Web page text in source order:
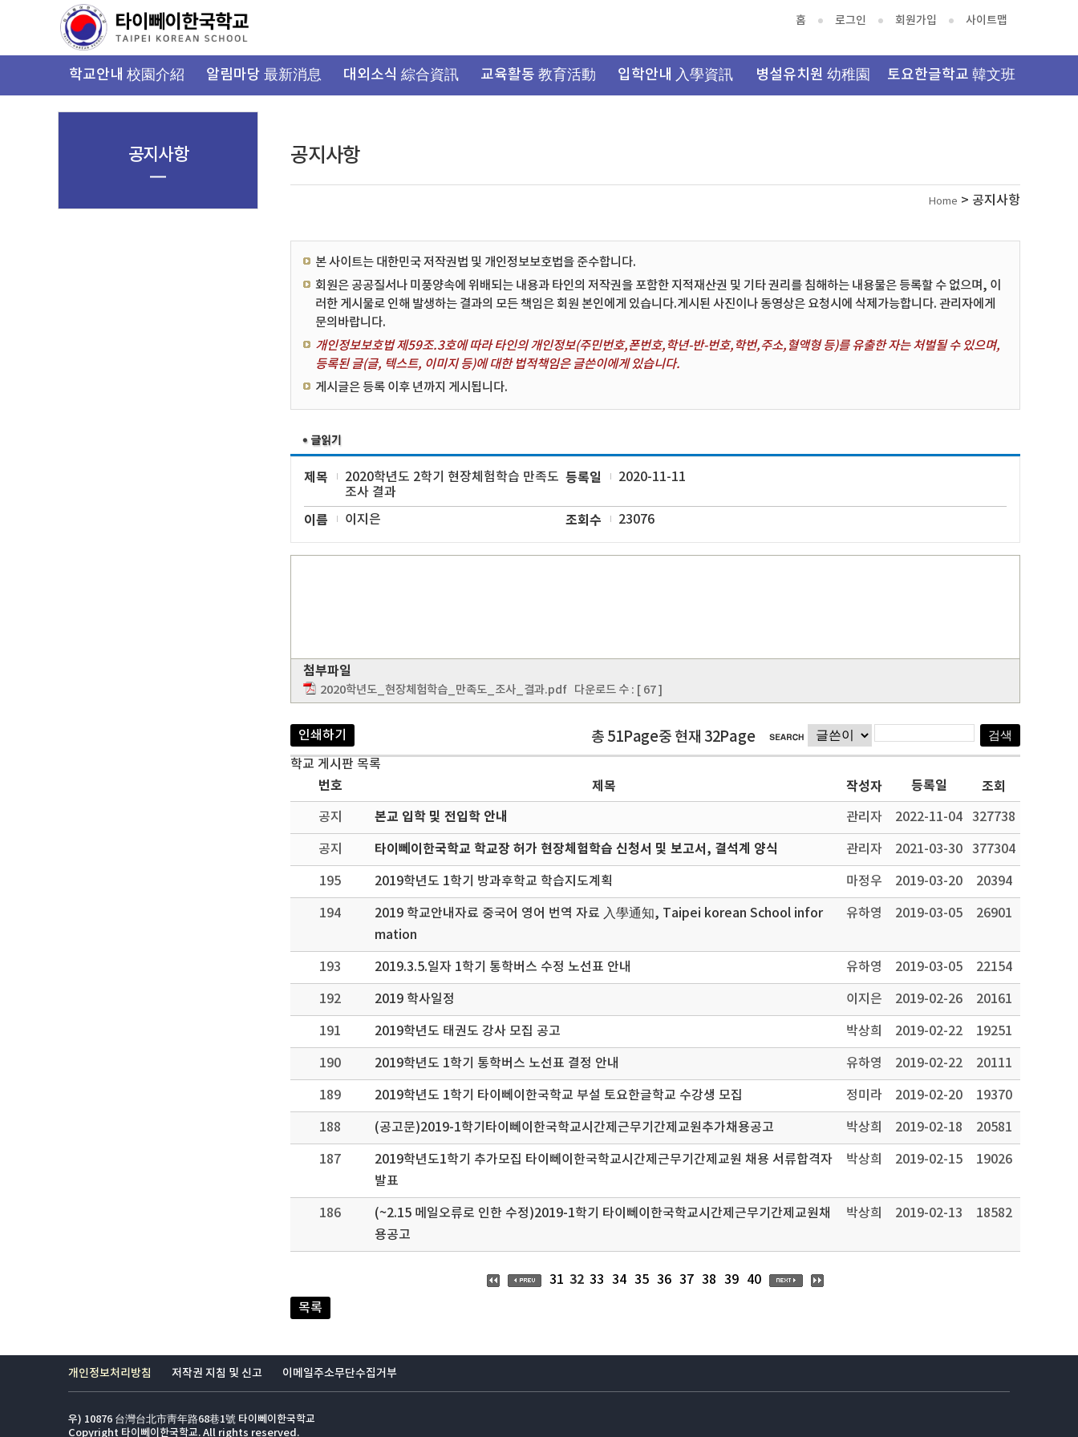
뉴
홈 로그인 회원가입 사이트맵
학교안내 校園介紹 알림마당 最新消息 대외소식 綜合資訊 교육활동 教育活動 입학안내 入學資訊 병설유치원 幼稚園 토요한글학교 韓文班
공지사항
Home > 공지사항
본 사이트는 대한민국 저작권법 및 개인정보보호법을 준수합니다.
회원은 공공질서나 미풍양속에 위배되는 내용과 타인의 저작권을 포함한 지적재산권 및 기타 권리를 침해하는 내용물은 등록할 수 없으며, 이
러한 게시물로 인해 발생하는 결과의 모든 책임은 회원 본인에게 있습니다.게시된 사진이나 동영상은 요청시에 삭제가능합니다. 관리자에게
문의바랍니다.
개인정보보호법 제59조.3호에 따라 타인의 개인정보(주민번호,폰번호,학년-반-번호,학번,주소,혈액형 등)를 유출한 자는 처벌될 수 있으며,
등록된 글(글, 텍스트, 이미지 등)에 대한 법적책임은 글쓴이에게 있습니다.
게시글은 등록 이후 년까지 게시됩니다.
제목
2020학년도 2학기 현장체험학습 만족도
조사 결과
등록일 2020-11-11
이름 이지은 조회수 23076
첨부파일
2020학년도_현장체험학습_만족도_조사_결과.pdf 다운로드 수 : [ 67 ]
인쇄하기 총 51Page중 현재 32Page
학교 게시판 목록
번호 제목 작성자 등록일 조회
공지 본교 입학 및 전입학 안내 관리자 2022-11-04 327738
공지 타이뻬이한국학교 학교장 허가 현장체험학습 신청서 및 보고서, 결석계 양식 관리자 2021-03-30 377304
195 2019학년도 1학기 방과후학교 학습지도계획 마정우 2019-03-20 20394
194
2019 학교안내자료 중국어 영어 번역 자료 入學通知, Taipei korean School infor
mation
유하영 2019-03-05 26901
193 2019.3.5.일자 1학기 통학버스 수정 노선표 안내 유하영 2019-03-05 22154
192 2019 학사일정 이지은 2019-02-26 20161
191 2019학년도 태권도 강사 모집 공고 박상희 2019-02-22 19251
190 2019학년도 1학기 통학버스 노선표 결정 안내 유하영 2019-02-22 20111
189 2019학년도 1학기 타이뻬이한국학교 부설 토요한글학교 수강생 모집 정미라 2019-02-20 19370
188 (공고문)2019-1학기타이뻬이한국학교시간제근무기간제교원추가채용공고 박상희 2019-02-18 20581
187
2019학년도1학기 추가모집 타이뻬이한국학교시간제근무기간제교원 채용 서류합격자
발표
박상희 2019-02-15 19026
186
(~2.15 메일오류로 인한 수정)2019-1학기 타이뻬이한국학교시간제근무기간제교원채
용공고
박상희 2019-02-13 18582
31 32 33 34 35 36 37 38 39
40
목록
공지사항
개인정보처리방침 저작권 지침 및 신고 이메일주소무단수집거부
우) 10876 台灣台北市靑年路68巷1號 타이뻬이한국학교
Copyright 타이뻬이한국학교. All rights reserved.